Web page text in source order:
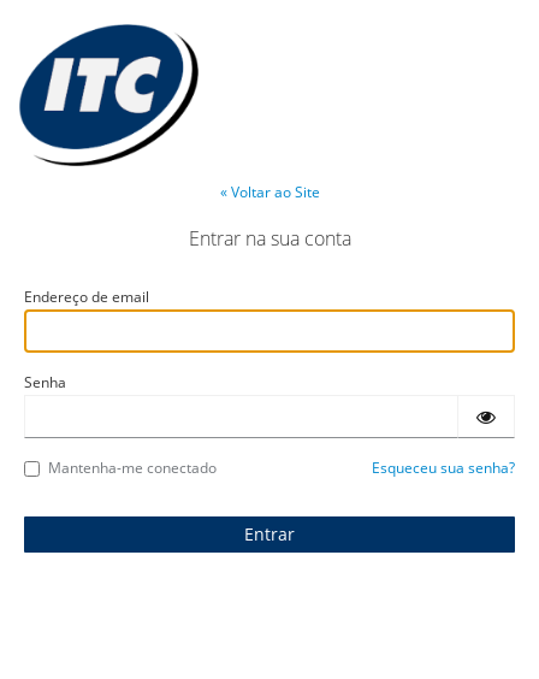
« Voltar ao Site
Entrar na sua conta
Endereço de email
Senha
Mantenha-me conectado Esqueceu sua senha?